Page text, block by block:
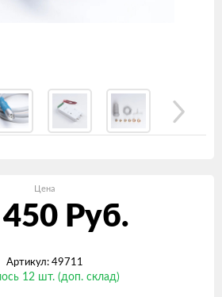
Цена
Руб.
Артикул: 49711
12 шт. (доп. склад)